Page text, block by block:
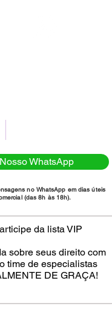
da lista VIP
sobre seus direito com
time de especialistas
DE GRAÇA!
Nosso WhatsApp
no WhatsApp em dias úteis
(das 8h às 18h).